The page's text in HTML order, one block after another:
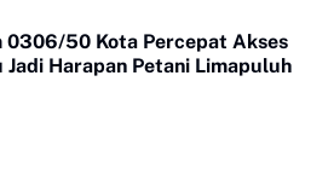
0306/50 Kota Percepat Akses
Jadi Harapan Petani Limapuluh